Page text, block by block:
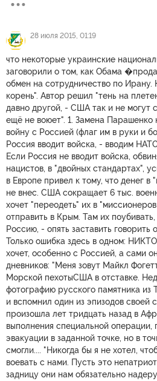
28 июля 2015, 01:19
что некоторые украинские
заговорили о том, как Обама
обмен на сотрудничество по Ирану.
корень". Автор решил "тень на
давно другой, - США так и не могут
ещё не воюет". 1. Замена
войну с Россией (флаг им в руки и
Россия вводит войска, - вводим
Если Россия не вводит войска,
нацистов, в "двойных стандартах",
в Европе привел к тому, что денег в
не внес. США сокращает 6 тыс.
хочет "переодеть" их в
отправить в Крым. Там их
Россию, - опять заставить говорить
Только ошибка здесь в одном:
хочет, особенно с Россией, а сами
дневников: "Меня зовут Майкл
Морской пехотыСША в отставке.
фотографию русского памятника из
и вспомнил один из эпизодов своей
произошла лет тридцать назад в
выполнения специальной операции,
эвакуации в заданной точке, но в
смогли.... "Никогда бы я не хотел,
воевать с нами. Пусть это
задницу они нам обязательно